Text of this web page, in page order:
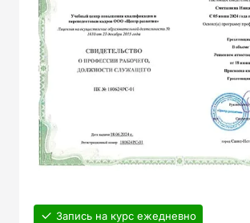
Запись на курс ежедневно